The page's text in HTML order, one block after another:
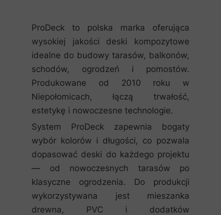
ProDeck to polska marka oferująca
wysokiej jakości deski kompozytowe
idealne do budowy tarasów, balkonów,
schodów, ogrodzeń i pomostów.
Produkowane od 2010 roku w
Niepołomicach, łączą trwałość,
estetykę i nowoczesne technologie.
System ProDeck zapewnia bogaty
wybór kolorów i długości, co pozwala
dopasować deski do każdego projektu
— od nowoczesnych tarasów po
klasyczne ogrodzenia. Do produkcji
wykorzystywana jest mieszanka
drewna, PVC i dodatków